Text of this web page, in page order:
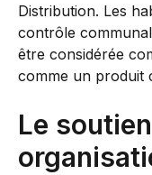
Distribution. Les
contrôle
être considérée
comme un produit
Le